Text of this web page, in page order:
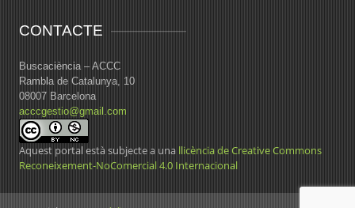
CONTACTE
Buscaciència – ACCC
Rambla de Catalunya, 10
08007 Barcelona
acccgestio@gmail.com
Aquest portal està subjecte a una llicència de Creative Commons
Reconeixement-NoComercial 4.0 Internacional